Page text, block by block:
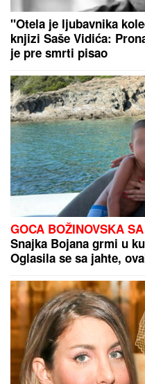
Jednu stvar danas treba
ne biste prizvali
MOLITVA donosi
SVETA PETKA TRNOVA
Zna se
izgleda:
uradi dok